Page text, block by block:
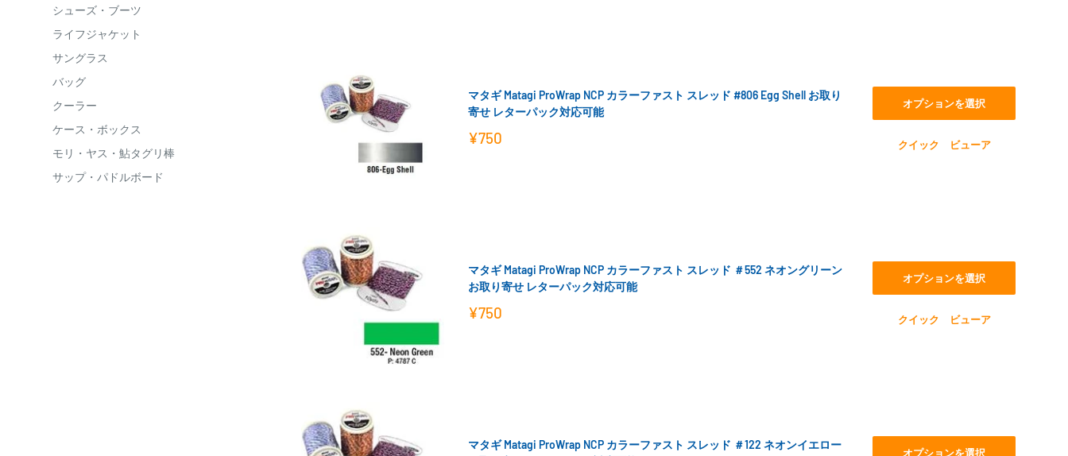
シューズ・ブーツ
ライフジャケット
サングラス
バッグ
クーラー
ケース・ボックス
モリ・ヤス・鮎タグリ棒
サップ・パドルボード
マタギ Matagi ProWrap NCP カラーファスト スレッド #806 Egg Shell お取り
寄せ レターパック対応可能
販
¥750
オプションを選択
クイック ビューア
マタギ Matagi ProWrap NCP カラーファスト スレッド ＃552 ネオングリーン
お取り寄せ レターパック対応可能
販
¥750
オプションを選択
クイック ビューア
マタギ Matagi ProWrap NCP カラーファスト スレッド ＃122 ネオンイエロー
オプションを選択